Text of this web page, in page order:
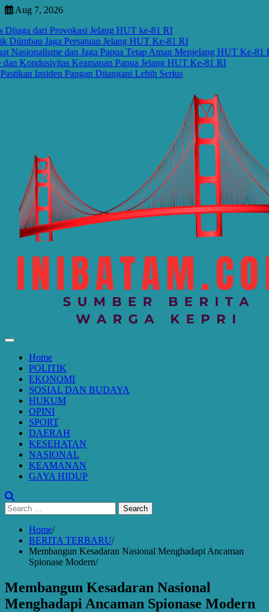
Skip
content
Aug 7, 2026
dari Provokasi Jelang HUT ke-81 RI
Jaga Persatuan Jelang HUT Ke-81 RI
dan Jaga Papua Tetap Aman Menjelang HUT Ke-81 RI
Keamanan Papua Jelang HUT Ke-81 RI
Insiden Pangan Ditangani Lebih Serius
Home
POLITIK
EKONOMI
SOSIAL DAN BUDAYA
HUKUM
OPINI
SPORT
DAERAH
KESEHATAN
NASIONAL
KEAMANAN
GAYA HIDUP
Search
for:
Home
BERITA TERBARU
Membangun Kesadaran Nasional Menghadapi Ancaman
Spionase Modern
Membangun Kesadaran Nasional
Menghadapi Ancaman Spionase Modern